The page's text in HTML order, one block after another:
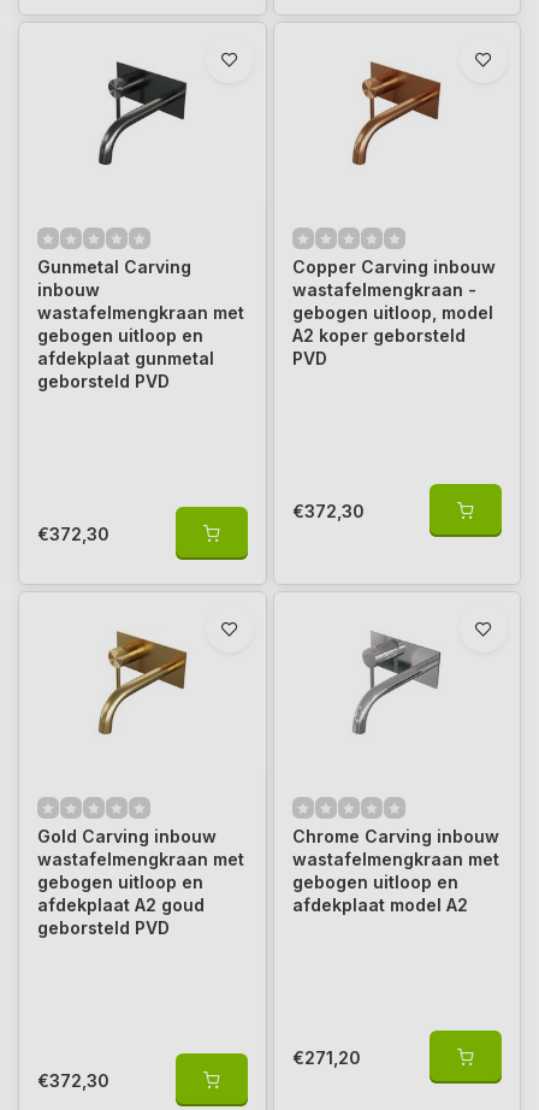
Gunmetal Carving
inbouw
wastafelmengkraan met
gebogen uitloop en
afdekplaat gunmetal
geborsteld PVD
€372,30
Copper Carving inbouw
wastafelmengkraan -
gebogen uitloop, model
A2 koper geborsteld
PVD
€372,30
Gold Carving inbouw
wastafelmengkraan met
gebogen uitloop en
afdekplaat A2 goud
geborsteld PVD
€372,30
Chrome Carving inbouw
wastafelmengkraan met
gebogen uitloop en
afdekplaat model A2
€271,20